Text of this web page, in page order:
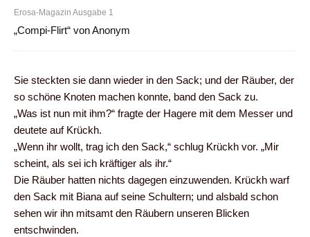
Erosa-Magazin Ausgabe 1
„Compi-Flirt“ von Anonym
Sie steckten sie dann wieder in den Sack; und der Räuber, der
so schöne Knoten machen konnte, band den Sack zu.
„Was ist nun mit ihm?“ fragte der Hagere mit dem Messer und
deutete auf Krückh.
„Wenn ihr wollt, trag ich den Sack,“ schlug Krückh vor. „Mir
scheint, als sei ich kräftiger als ihr.“
Die Räuber hatten nichts dagegen einzuwenden. Krückh warf
den Sack mit Biana auf seine Schultern; und alsbald schon
sehen wir ihn mitsamt den Räubern unseren Blicken
entschwinden.